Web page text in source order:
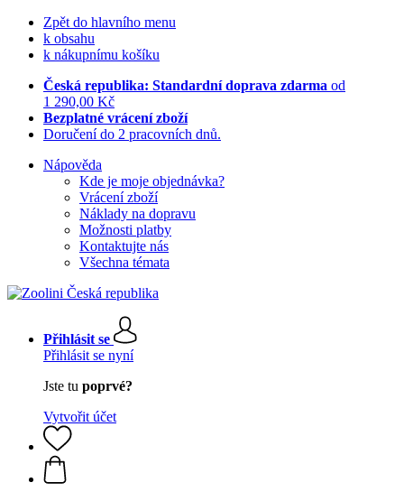
Zpět do hlavního menu
k obsahu
k nákupnímu košíku
Česká republika: Standardní doprava zdarma od
1 290,00 Kč
Bezplatné vrácení zboží
Doručení do 2 pracovních dnů.
Nápověda
Kde je moje objednávka?
Vrácení zboží
Náklady na dopravu
Možnosti platby
Kontaktujte nás
Všechna témata
Přihlásit se
Přihlásit se nyní
Jste tu poprvé?
Vytvořit účet